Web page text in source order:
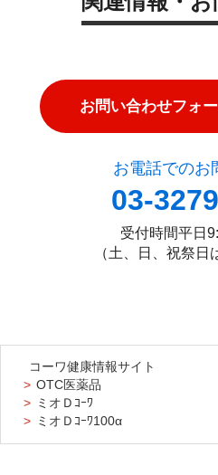
お問い合わせフォ
お電話でのお
03-
受付時間平日
（土、日、祝祭日
コーワ健康情報サイト
OTC医薬品
ミオＤｺｰﾜ
ミオＤｺｰﾜ100α